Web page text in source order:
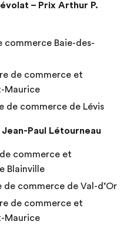
– Prix Arthur P.
commerce Baie-des-
de commerce et
Maurice
de commerce de Lévis
Paul Létourneau
commerce et
Blainville
de commerce de Val-d’Or
de commerce et
Maurice